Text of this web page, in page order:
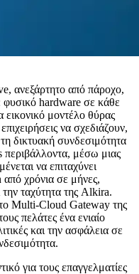
ανεξάρτητο από πάροχο,
φυσικό hardware σε κάθε
εικονικό μοντέλο θύρας
να σχεδιάζουν,
δικτυακή συνδεσιμότητα
περιβάλλοντα, μέσω μιας
να επιταχύνει
από χρόνια σε μήνες,
ταχύτητα της Alkira.
Multi-Cloud Gateway της
πελάτες ένα ενιαίο
και την ασφάλεια σε
για τους επαγγελματίες